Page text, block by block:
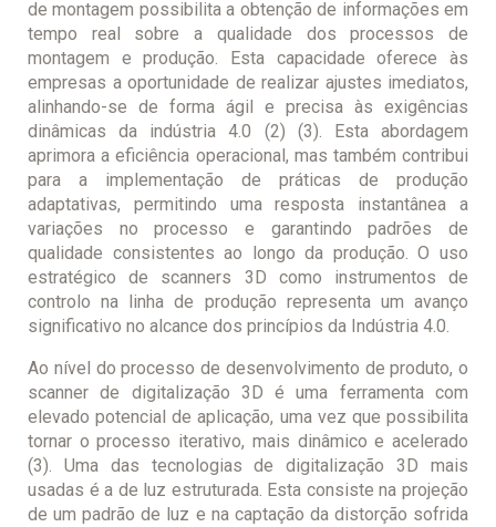
de montagem possibilita a obtenção de informações em
tempo real sobre a qualidade dos processos de
montagem e produção. Esta capacidade oferece às
empresas a oportunidade de realizar ajustes imediatos,
alinhando-se de forma ágil e precisa às exigências
dinâmicas da indústria 4.0 (2) (3). Esta abordagem
aprimora a eficiência operacional, mas também contribui
para a implementação de práticas de produção
adaptativas, permitindo uma resposta instantânea a
variações no processo e garantindo padrões de
qualidade consistentes ao longo da produção. O uso
estratégico de scanners 3D como instrumentos de
controlo na linha de produção representa um avanço
significativo no alcance dos princípios da Indústria 4.0.
Ao nível do processo de desenvolvimento de produto, o
scanner de digitalização 3D é uma ferramenta com
elevado potencial de aplicação, uma vez que possibilita
tornar o processo iterativo, mais dinâmico e acelerado
(3). Uma das tecnologias de digitalização 3D mais
usadas é a de luz estruturada. Esta consiste na projeção
de um padrão de luz e na captação da distorção sofrida